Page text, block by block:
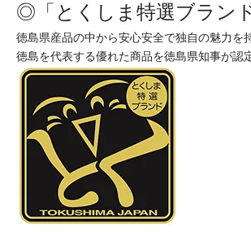
◎「とくしま特選ブラン
徳島県産品の中から安心安全で独自の魅力を
徳島を代表する優れた商品を徳島県知事が認